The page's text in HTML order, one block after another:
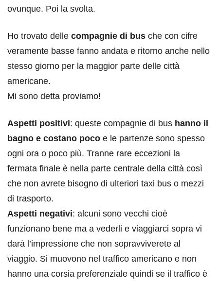
ovunque. Poi la svolta.
Ho trovato delle compagnie di bus che con cifre
veramente basse fanno andata e ritorno anche nello
stesso giorno per la maggior parte delle città
americane.
Mi sono detta proviamo!
Aspetti positivi: queste compagnie di bus hanno il
bagno e costano poco e le partenze sono spesso
ogni ora o poco più. Tranne rare eccezioni la
fermata finale è nella parte centrale della città così
che non avrete bisogno di ulteriori taxi bus o mezzi
di trasporto.
Aspetti negativi: alcuni sono vecchi cioè
funzionano bene ma a vederli e viaggiarci sopra vi
darà l’impressione che non sopravviverete al
viaggio. Si muovono nel traffico americano e non
hanno una corsia preferenziale quindi se il traffico è